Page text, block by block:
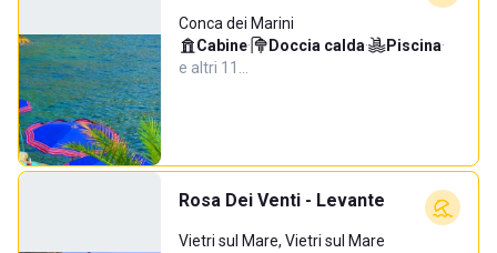
Conca dei Marini
Cabine· Doccia calda· Piscina·
e altri 11…
Rosa Dei Venti - Levante
Vietri sul Mare, Vietri sul Mare